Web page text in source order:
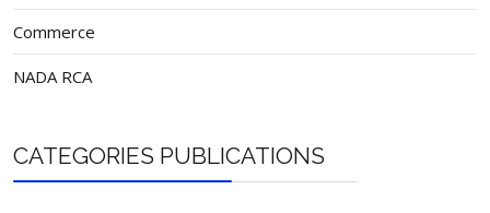
Commerce
NADA RCA
CATEGORIES PUBLICATIONS